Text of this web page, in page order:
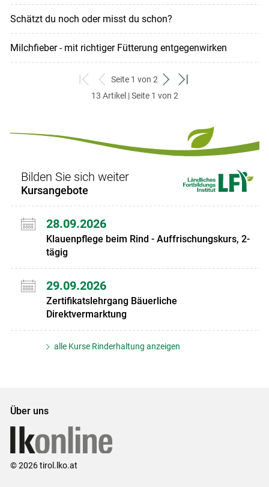
Schätzt du noch oder misst du schon?
Milchfieber - mit richtiger Fütterung entgegenwirken
zum
ersten
zurück
zum
Seite 1 von 2
weiter
zum
zum
13 Artikel | Seite 1 von 2
Bilden Sie sich weiter
Kursangebote
28.09.2026
Klauenpflege beim Rind - Auffrischungskurs, 2-
tägig
29.09.2026
Zertifikatslehrgang Bäuerliche
Direktvermarktung
alle Kurse Rinderhaltung anzeigen
Über uns
© 2026 tirol.lko.at